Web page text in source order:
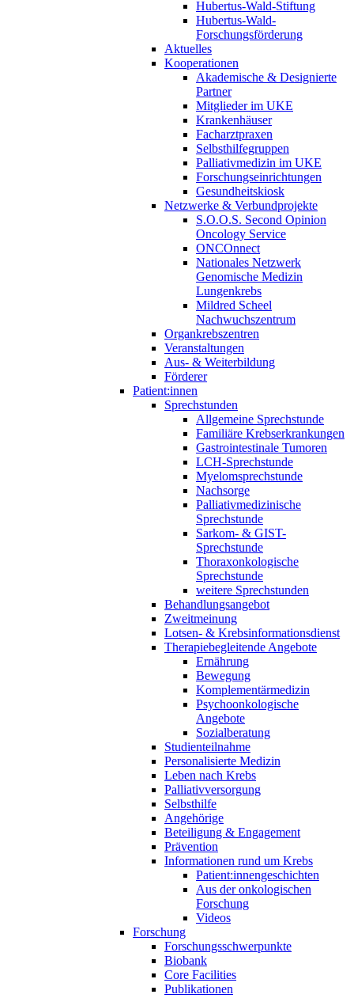
Hubertus-Wald-Stiftung
Hubertus-Wald-
Forschungsförderung
Aktuelles
Kooperationen
Akademische & Designierte
Partner
Mitglieder im UKE
Krankenhäuser
Facharztpraxen
Selbsthilfegruppen
Palliativmedizin im UKE
Forschungseinrichtungen
Gesundheitskiosk
Netzwerke & Verbundprojekte
S.O.O.S. Second Opinion
Oncology Service
ONCOnnect
Nationales Netzwerk
Genomische Medizin
Lungenkrebs
Mildred Scheel
Nachwuchszentrum
Organkrebszentren
Veranstaltungen
Aus- & Weiterbildung
Förderer
Patient:innen
Sprechstunden
Allgemeine Sprechstunde
Familiäre Krebserkrankungen
Gastrointestinale Tumoren
LCH-Sprechstunde
Myelomsprechstunde
Nachsorge
Palliativmedizinische
Sprechstunde
Sarkom- & GIST-
Sprechstunde
Thoraxonkologische
Sprechstunde
weitere Sprechstunden
Behandlungsangebot
Zweitmeinung
Lotsen- & Krebsinformationsdienst
Therapiebegleitende Angebote
Ernährung
Bewegung
Komplementärmedizin
Psychoonkologische
Angebote
Sozialberatung
Studienteilnahme
Personalisierte Medizin
Leben nach Krebs
Palliativversorgung
Selbsthilfe
Angehörige
Beteiligung & Engagement
Prävention
Informationen rund um Krebs
Patient:innengeschichten
Aus der onkologischen
Forschung
Videos
Forschung
Forschungsschwerpunkte
Biobank
Core Facilities
Publikationen